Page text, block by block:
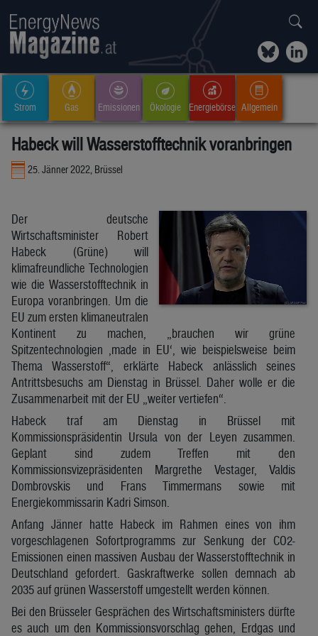
Strom Gas Emissionen Ökologie Energiebörse Allgemein
Habeck will Wasserstofftechnik voranbringen
25. Jänner 2022, Brüssel
Der deutsche
Wirtschaftsminister Robert
Habeck (Grüne) will
klimafreundliche Technologien
wie die Wasserstofftechnik in
Europa voranbringen. Um die
EU zum ersten klimaneutralen
Kontinent zu machen, „brauchen wir grüne
Spitzentechnologien ‚made in EU‘, wie beispielsweise beim
Thema Wasserstoff“, erklärte Habeck anlässlich seines
Antrittsbesuchs am Dienstag in Brüssel. Daher wolle er die
Zusammenarbeit mit der EU „weiter vertiefen“.
Habeck traf am Dienstag in Brüssel mit
Kommissionspräsidentin Ursula von der Leyen zusammen.
Geplant sind zudem Treffen mit den
Kommissionsvizepräsidenten Margrethe Vestager, Valdis
Dombrovskis und Frans Timmermans sowie mit
Energiekommissarin Kadri Simson.
Anfang Jänner hatte Habeck im Rahmen eines von ihm
vorgeschlagenen Sofortprogramms zur Senkung der CO2-
Emissionen einen massiven Ausbau der Wasserstofftechnik in
Deutschland gefordert. Gaskraftwerke sollen demnach ab
2035 auf grünen Wasserstoff umgestellt werden können.
Bei den Brüsseler Gesprächen des Wirtschaftsministers dürfte
es auch um den Kommissionsvorschlag gehen, Erdgas und